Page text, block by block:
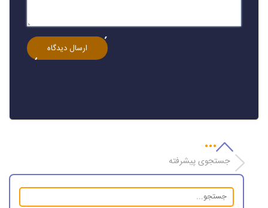
جستجوی پیشرفته